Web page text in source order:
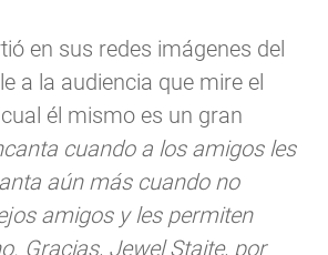
en sus redes imágenes del
a la audiencia que mire el
él mismo es un gran
cuando a los amigos les
aún más cuando no
amigos y les permiten
Gracias, Jewel Staite, por